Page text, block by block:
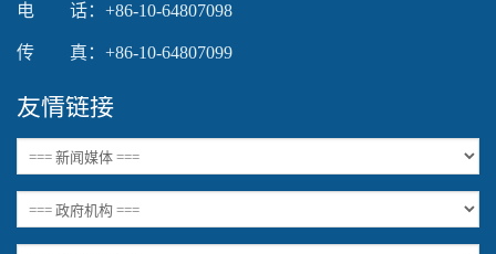
电 话：+86-10-64807098
传 真：+86-10-64807099
友情链接